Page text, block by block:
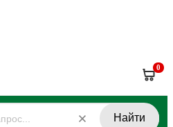
0
Найти